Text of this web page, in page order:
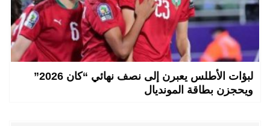
لبؤات الأطلس يعبرن إلى نصف نهائي “كان 2026”
ويحجزن بطاقة المونديال